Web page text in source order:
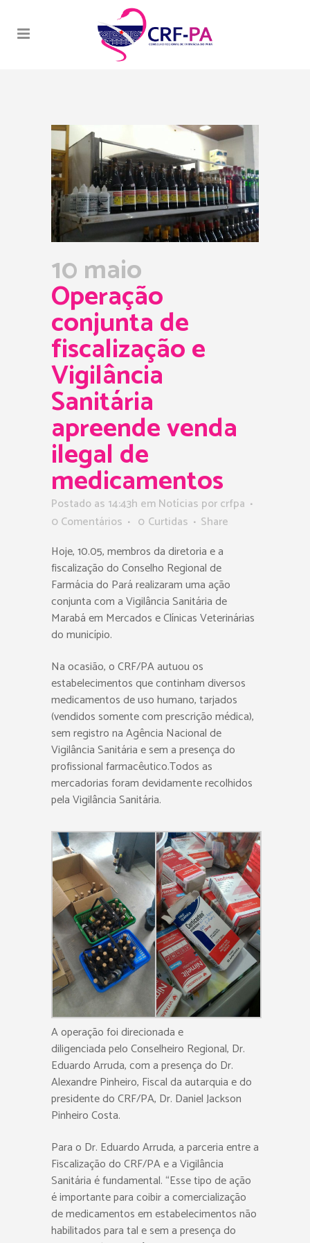
10 maio
Operação
conjunta de
fiscalização e
Vigilância
Sanitária
apreende venda
ilegal de
medicamentos
Postado as 14:43h emNotícias porcrfpa
0 Comentários
0 Curtidas
Share
Hoje, 10.05, membros da diretoria e a
fiscalização do Conselho Regional de
Farmácia do Pará realizaram uma ação
conjunta com a Vigilância Sanitária de
Marabá em Mercados e Clínicas Veterinárias
do município.
Na ocasião, o CRF/PA autuou os
estabelecimentos que continham diversos
medicamentos de uso humano, tarjados
(vendidos somente com prescrição médica),
sem registro na Agência Nacional de
Vigilância Sanitária e sem a presença do
profissional farmacêutico.Todos as
mercadorias foram devidamente recolhidos
pela Vigilância Sanitária.
A operação foi direcionada e
diligenciada pelo Conselheiro Regional, Dr.
Eduardo Arruda, com a presença do Dr.
Alexandre Pinheiro, Fiscal da autarquia e do
presidente do CRF/PA, Dr. Daniel Jackson
Pinheiro Costa.
Para o Dr. Eduardo Arruda, a parceria entre a
Fiscalização do CRF/PA e a Vigilância
Sanitária é fundamental. “Esse tipo de ação
é importante para coibir a comercialização
de medicamentos em estabelecimentos não
habilitados para tal e sem a presença do